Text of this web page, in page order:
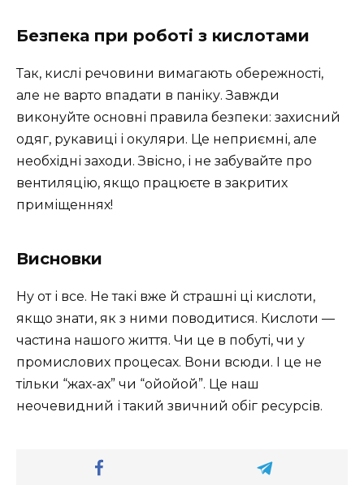
Безпека при роботі з кислотами
Так, кислі речовини вимагають обережності,
але не варто впадати в паніку. Завжди
виконуйте основні правила безпеки: захисний
одяг, рукавиці і окуляри. Це неприємні, але
необхідні заходи. Звісно, і не забувайте про
вентиляцію, якщо працюєте в закритих
приміщеннях!
Висновки
Ну от і все. Не такі вже й страшні ці кислоти,
якщо знати, як з ними поводитися. Кислоти —
частина нашого життя. Чи це в побуті, чи у
промислових процесах. Вони всюди. І це не
тільки “жах-ах” чи “ойойой”. Це наш
неочевидний і такий звичний обіг ресурсів.